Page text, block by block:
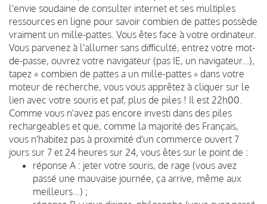
l'envie soudaine de consulter internet et ses multiples
ressources en ligne pour savoir combien de pattes possède
vraiment un mille-pattes. Vous êtes face à votre ordinateur.
Vous parvenez à l'allumer sans difficulté, entrez votre mot-
de-passe, ouvrez votre navigateur (pas IE, un navigateur...),
tapez « combien de pattes a un mille-pattes » dans votre
moteur de recherche, vous vous apprêtez à cliquer sur le
lien avec votre souris et paf, plus de piles ! Il est 22h00.
Comme vous n'avez pas encore investi dans des piles
rechargeables et que, comme la majorité des Français,
vous n'habitez pas à proximité d'un commerce ouvert 7
jours sur 7 et 24 heures sur 24, vous êtes sur le point de :
réponse A : jeter votre souris, de rage (vous avez
passé une mauvaise journée, ça arrive, même aux
meilleurs...) ;